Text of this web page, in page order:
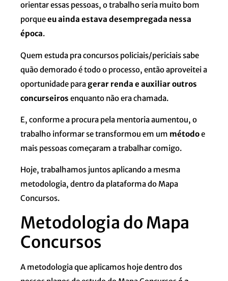
orientar essas pessoas, o trabalho seria muito bom
porqueeu ainda estava desempregada nessa
época.
Quem estuda pra concursos policiais/periciais sabe
quão demorado é todo o processo, então aproveitei a
oportunidade para gerar renda e auxiliar outros
concurseiros enquanto não era chamada.
E, conforme a procura pela mentoria aumentou, o
trabalho informar se transformou em um métodoe
mais pessoas começaram a trabalhar comigo.
Hoje, trabalhamos juntos aplicando a mesma
metodologia, dentro da plataforma do Mapa
Concursos.
Metodologia do Mapa
Concursos
A metodologia que aplicamos hoje dentro dos